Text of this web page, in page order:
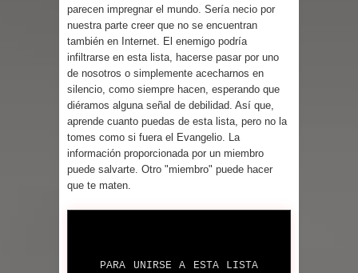
parecen impregnar el mundo. Sería necio por
nuestra parte creer que no se encuentran
también en Internet. El enemigo podría
infiltrarse en esta lista, hacerse pasar por uno
de nosotros o simplemente acecharnos en
silencio, como siempre hacen, esperando que
diéramos alguna señal de debilidad. Así que,
aprende cuanto puedas de esta lista, pero no la
tomes como si fuera el Evangelio. La
información proporcionada por un miembro
puede salvarte. Otro "miembro" puede hacer
que te maten.
PARA UNIRSE A ESTA LISTA